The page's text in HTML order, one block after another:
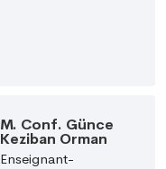
M. Conf. Günce
Keziban Orman
Enseignant-